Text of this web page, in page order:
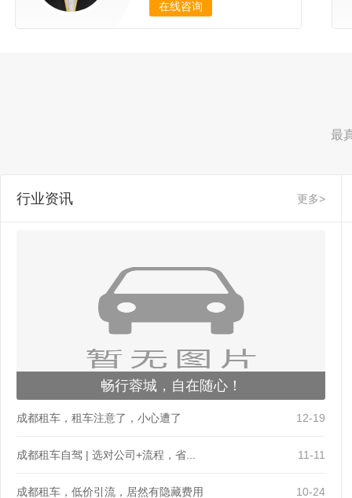
在线咨询
最
行业资讯 更多>
畅行蓉城，自在随心！
成都租车，租车注意了，小心遭了 12-19
成都租车自驾 | 选对公司+流程，省... 11-11
成都租车，低价引流，居然有隐藏费用 10-24